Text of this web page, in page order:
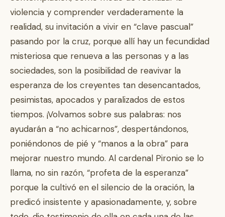
violencia y comprender verdaderamente la
realidad, su invitación a vivir en “clave pascual”
pasando por la cruz, porque allí hay un fecundidad
misteriosa que renueva a las personas y a las
sociedades, son la posibilidad de reavivar la
esperanza de los creyentes tan desencantados,
pesimistas, apocados y paralizados de estos
tiempos. ¡Volvamos sobre sus palabras: nos
ayudarán a “no achicarnos”, despertándonos,
poniéndonos de pié y “manos a la obra” para
mejorar nuestro mundo. Al cardenal Pironio se lo
llama, no sin razón, “profeta de la esperanza”
porque la cultivó en el silencio de la oración, la
predicó insistente y apasionadamente, y, sobre